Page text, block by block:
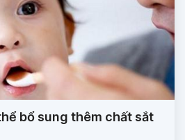
bổ sung thêm chất sắt